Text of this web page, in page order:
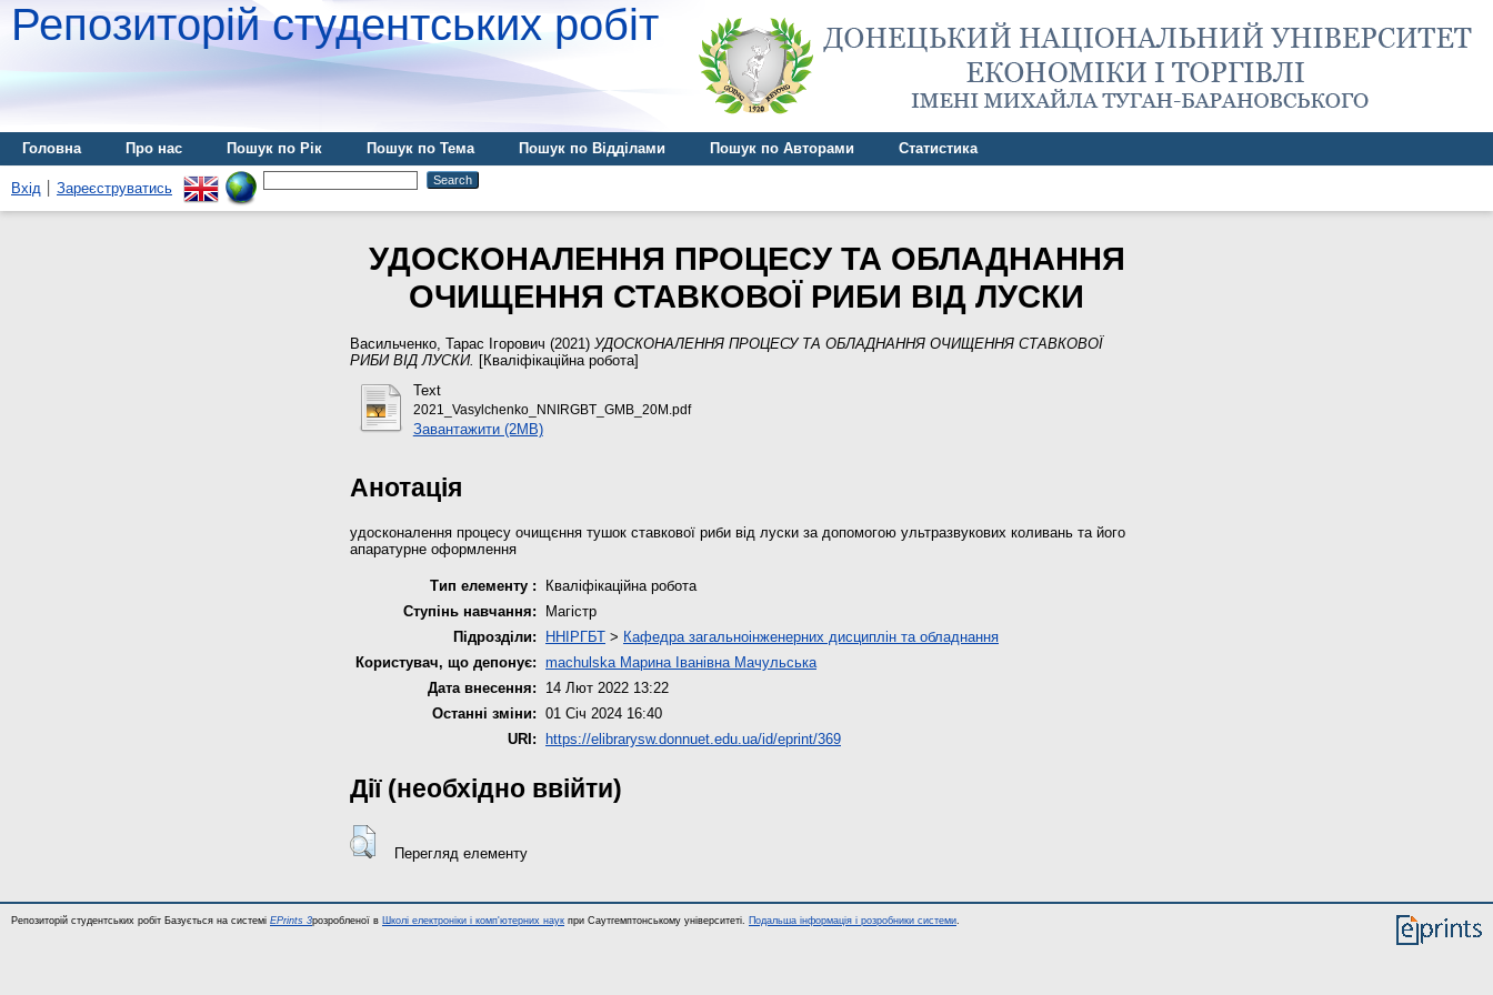
Репозиторій студентських робіт
Головна Про нас Пошук по Рік Пошук по Тема Пошук по Відділами Пошук по Авторами Статистика
Вхід Зареєструватись
УДОСКОНАЛЕННЯ ПРОЦЕСУ ТА ОБЛАДНАННЯ
ОЧИЩЕННЯ СТАВКОВОЇ РИБИ ВІД ЛУСКИ
Васильченко, Тарас Ігорович (2021) УДОСКОНАЛЕННЯ ПРОЦЕСУ ТА ОБЛАДНАННЯ ОЧИЩЕННЯ СТАВКОВОЇ
РИБИ ВІД ЛУСКИ. [Кваліфікаційна робота]
Text
2021_Vasylchenko_NNIRGBT_GMB_20M.pdf
Завантажити (2MB)
Анотація
удосконалення процесу очищєння тушок ставкової риби від луски за допомогою ультразвукових коливань та його
апаратурне оформлення
Тип елементу :
Кваліфікаційна робота
Ступінь навчання:
Магістр
Підрозділи:
ННІРГБТ > Кафедра загальноінженерних дисциплін та обладнання
Користувач, що депонує: machulska Марина Іванівна Мачульська
Дата внесення:
14 Лют 2022 13:22
Останні зміни: 01 Січ 2024 16:40
URI:
https://elibrarysw.donnuet.edu.ua/id/eprint/369
Дії (необхідно ввійти)
Перегляд елементу
Репозиторій студентських робіт Базується на системі EPrints 3розробленої в Школі електроніки і комп'ютерних наук при Саутгемптонському університеті. Подальша інформація і розробники системи